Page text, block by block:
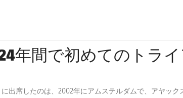
年間で初めてのトラ
出席したのは、2002年にアムステルダムで、アヤック